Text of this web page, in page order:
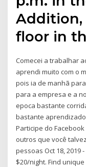
Addition,
floor in
Comecei a trabalhar
aprendi muito com o
pois ia de manhã
para a empresa e a
epoca bastante
bastante
Participe do
outros que você
pessoas Oct 18, 2019
$20/night. Find